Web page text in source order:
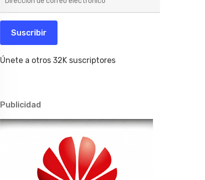
de
electrónico
Suscribir
Únete a otros 32K suscriptores
Publicidad